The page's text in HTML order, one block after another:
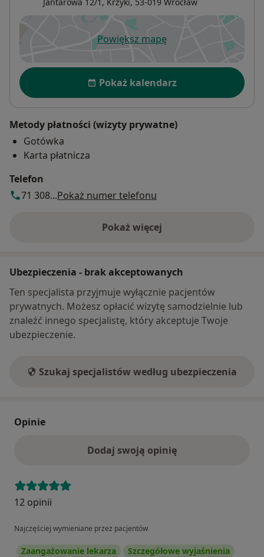
Powiększ mapęotwiera się w nowej karcie
Dostępność
Pokaż kalendarz
Metody płatności (wizyty prywatne)
Gotówka
Karta płatnicza
Telefon
71 308...Pokaż numer telefonu
Pokaż więcej
o adresie
Ubezpieczenia - brak akceptowanych
Ten specjalista przyjmuje wyłącznie pacjentów
prywatnych. Możesz opłacić wizytę samodzielnie lub
znaleźć innego specjalistę, który akceptuje Twoje
ubezpieczenie.
Szukaj specjalistów według ubezpieczenia
Opinie
Dodaj swoją opinię
12 opinii
Najczęściej wymieniane przez pacjentów
Zaangażowanie lekarza
Szczegółowe wyjaśnienia